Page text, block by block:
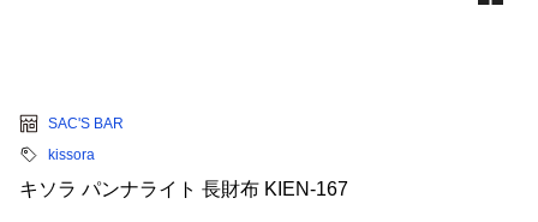
SAC'S BAR
kissora
キソラ パンナライト 長財布 KIEN-167